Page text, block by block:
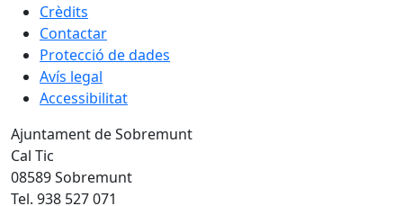
Crèdits
Contactar
Protecció de dades
Avís legal
Accessibilitat
Ajuntament de Sobremunt
Cal Tic
08589 Sobremunt
Tel. 938 527 071